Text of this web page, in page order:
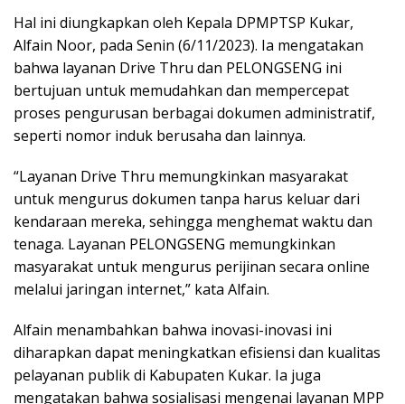
Hal ini diungkapkan oleh Kepala DPMPTSP Kukar,
Alfain Noor, pada Senin (6/11/2023). Ia mengatakan
bahwa layanan Drive Thru dan PELONGSENG ini
bertujuan untuk memudahkan dan mempercepat
proses pengurusan berbagai dokumen administratif,
seperti nomor induk berusaha dan lainnya.
“Layanan Drive Thru memungkinkan masyarakat
untuk mengurus dokumen tanpa harus keluar dari
kendaraan mereka, sehingga menghemat waktu dan
tenaga. Layanan PELONGSENG memungkinkan
masyarakat untuk mengurus perijinan secara online
melalui jaringan internet,” kata Alfain.
Alfain menambahkan bahwa inovasi-inovasi ini
diharapkan dapat meningkatkan efisiensi dan kualitas
pelayanan publik di Kabupaten Kukar. Ia juga
mengatakan bahwa sosialisasi mengenai layanan MPP